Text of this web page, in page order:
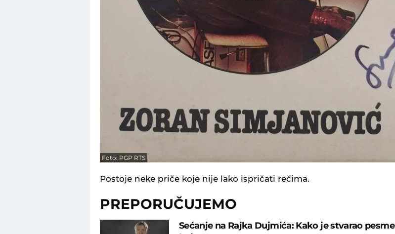
Foto: PGP RTS
Postoje neke priče koje nije lako ispričati rečima.
PREPORUČUJEMO
Sećanje na Rajka Dujmića: Kako je stvarao pesme